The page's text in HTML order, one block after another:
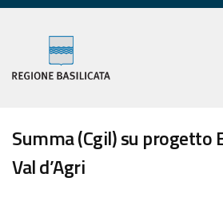
Summa (Cgil) su progetto
Val d’Agri